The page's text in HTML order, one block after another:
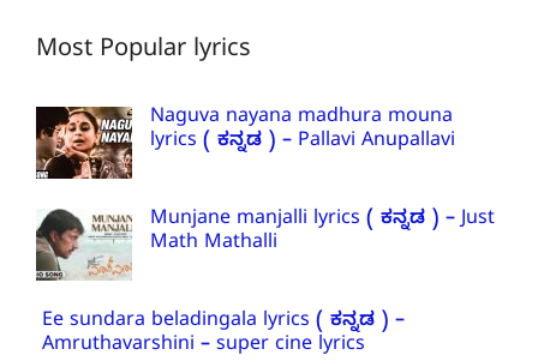
Most Popular lyrics
Naguva nayana madhura mouna
lyrics ( ಕನ್ನಡ ) – Pallavi Anupallavi
Munjane manjalli lyrics ( ಕನ್ನಡ ) – Just
Math Mathalli
Ee sundara beladingala lyrics ( ಕನ್ನಡ ) –
Amruthavarshini – super cine lyrics